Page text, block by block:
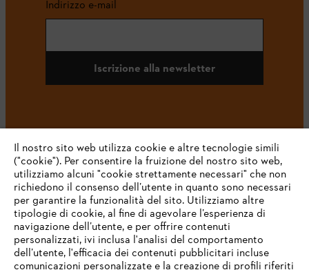
Indirizzo e-mail
Iscrizione alla newsletter
#STIHL
L’azienda
Il nostro sito web utilizza cookie e altre tecnologie simili
("cookie"). Per consentire la fruizione del nostro sito web,
utilizziamo alcuni "cookie strettamente necessari" che non
richiedono il consenso dell’utente in quanto sono necessari
per garantire la funzionalità del sito. Utilizziamo altre
tipologie di cookie, al fine di agevolare l’esperienza di
navigazione dell’utente, e per offrire contenuti
personalizzati, ivi inclusa l'analisi del comportamento
dell’utente, l'efficacia dei contenuti pubblicitari incluse
comunicazioni personalizzate e la creazione di profili riferiti